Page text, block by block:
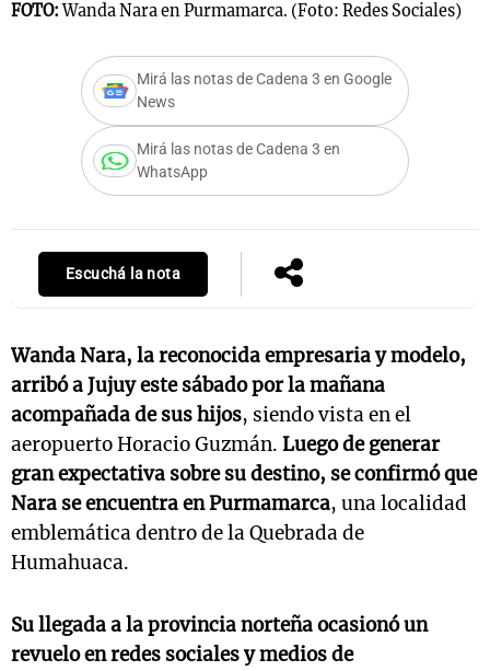
FOTO:Wanda Nara en Purmamarca. (Foto: Redes Sociales)
Mirá las notas de Cadena 3 en Google
News
Mirá las notas de Cadena 3 en
WhatsApp
Escuchá la nota
Wanda Nara, la reconocida empresaria y modelo,
arribó a Jujuy este sábado por la mañana
acompañada de sus hijos, siendo vista en el
aeropuerto Horacio Guzmán. Luego de generar
gran expectativa sobre su destino, se confirmó que
Nara se encuentra en Purmamarca, una localidad
emblemática dentro de la Quebrada de
Humahuaca.
Su llegada a la provincia norteña ocasionó un
revuelo en redes sociales y medios de
Notas
Mundial 2026